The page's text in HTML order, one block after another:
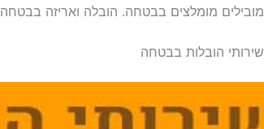
‫מובילים מומלצים בבטחה. הובלה ואריזה בבטחה
שירותי הובלות בבטחה